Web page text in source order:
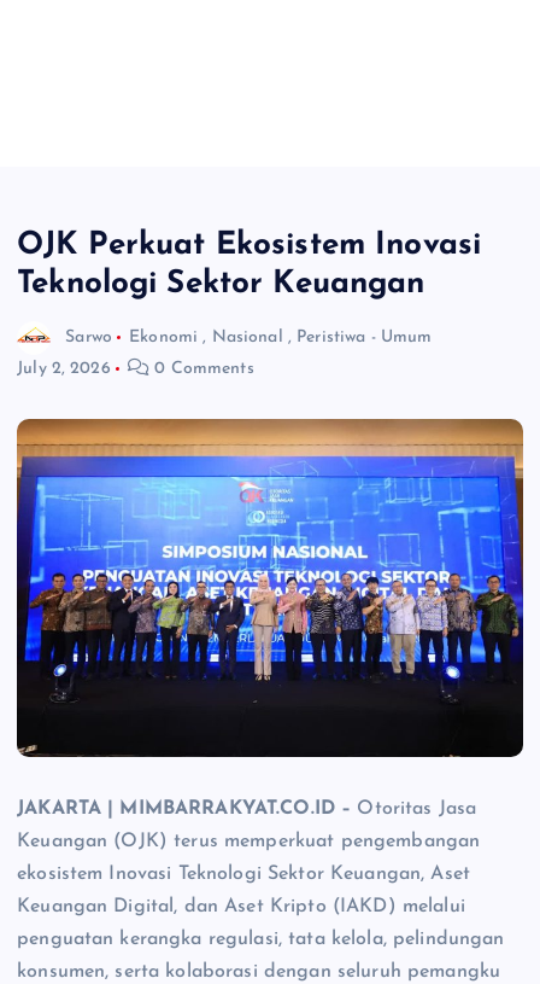
OJK Perkuat Ekosistem Inovasi
Teknologi Sektor Keuangan
Sarwo Ekonomi , Nasional , Peristiwa - Umum
July 2, 2026
0 Comments
JAKARTA | MIMBARRAKYAT.CO.ID – Otoritas Jasa
Keuangan (OJK) terus memperkuat pengembangan
ekosistem Inovasi Teknologi Sektor Keuangan, Aset
Keuangan Digital, dan Aset Kripto (IAKD) melalui
penguatan kerangka regulasi, tata kelola, pelindungan
konsumen, serta kolaborasi dengan seluruh pemangku